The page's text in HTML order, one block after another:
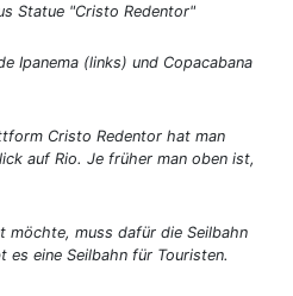
Statue "Cristo Redentor"
Ipanema (links) und Copacabana
Cristo Redentor hat man
auf Rio. Je früher man oben ist,
möchte, muss dafür die Seilbahn
es eine Seilbahn für Touristen.